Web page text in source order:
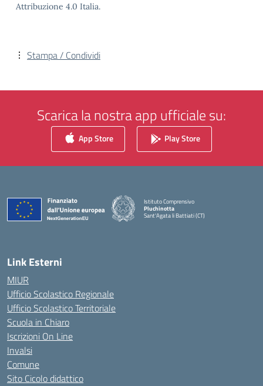
Attribuzione 4.0 Italia.
Stampa / Condividi
Scarica la nostra app ufficiale su:
App Store Play Store
Istituto Comprensivo
Pluchinotta
Sant'Agata li Battiati (CT)
— Visita la pagina iniziale della scuola
Link Esterni
MIUR
Ufficio Scolastico Regionale
Ufficio Scolastico Territoriale
Scuola in Chiaro
Iscrizioni On Line
Invalsi
Comune
Sito Cicolo didattico